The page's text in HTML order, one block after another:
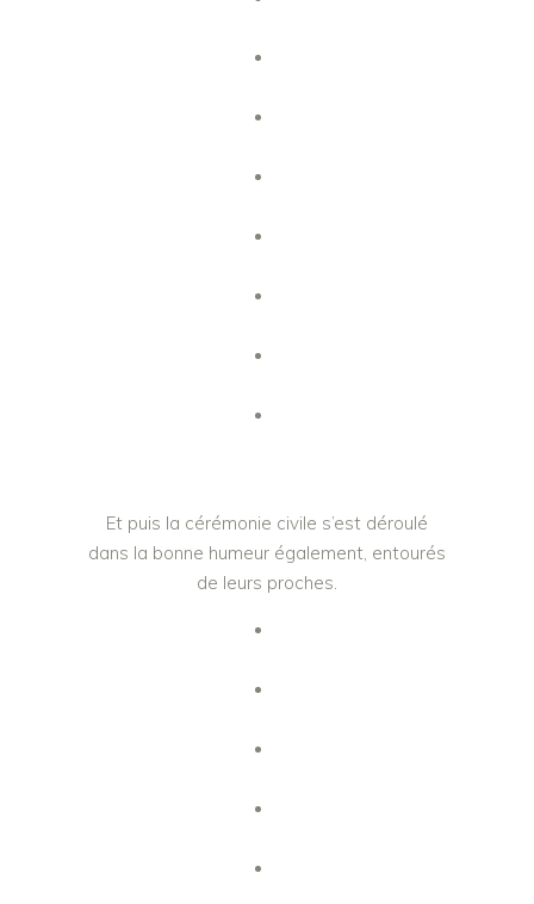
Et puis la cérémonie civile s’est déroulé
dans la bonne humeur également, entourés
de leurs proches.